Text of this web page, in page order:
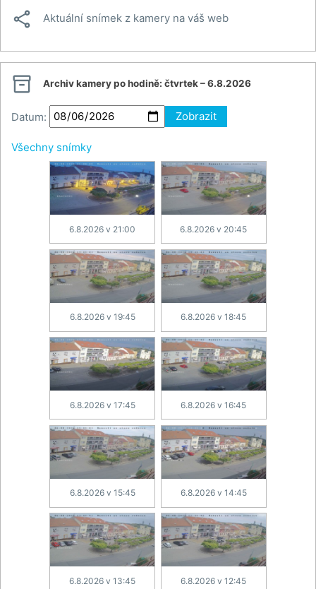
 Aktuální snímek z kamery na váš web
 Archiv kamery po hodině: čtvrtek – 6.8.2026
Datum: Zobrazit
Všechny snímky
6.8.2026 v 21:00 6.8.2026 v 20:45
6.8.2026 v 19:45 6.8.2026 v 18:45
6.8.2026 v 17:45 6.8.2026 v 16:45
6.8.2026 v 15:45 6.8.2026 v 14:45
6.8.2026 v 13:45 6.8.2026 v 12:45